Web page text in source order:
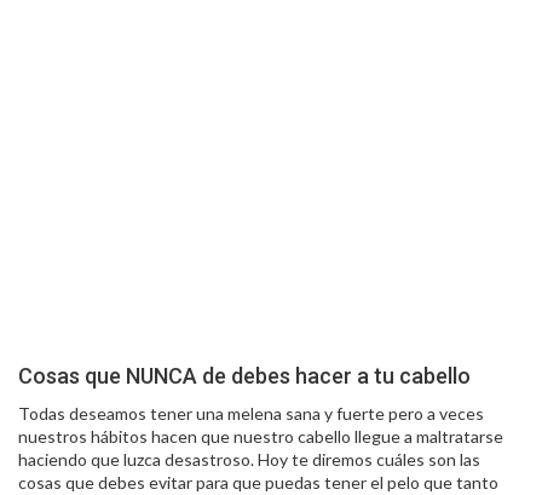
Cosas que NUNCA de debes hacer a tu cabello
Todas deseamos tener una melena sana y fuerte pero a veces
nuestros hábitos hacen que nuestro cabello llegue a maltratarse
haciendo que luzca desastroso. Hoy te diremos cuáles son las
cosas que debes evitar para que puedas tener el pelo que tanto